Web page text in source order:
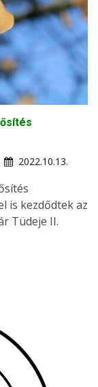
2022.10.13.
is kezdődtek az
Tüdeje II.